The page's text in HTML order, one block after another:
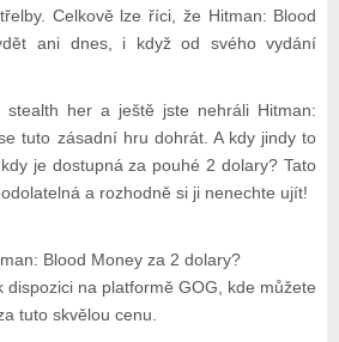
Celkově lze říci, že Hitman: Blood
ani dnes, i když od svého vydání
stealth her a ještě jste nehráli Hitman:
tuto zásadní hru dohrát. A kdy jindy to
je dostupná za pouhé 2 dolary? Tato
a rozhodně si ji nenechte ujít!
Blood Money za 2 dolary?
dispozici na platformě GOG, kde můžete
tuto skvělou cenu.